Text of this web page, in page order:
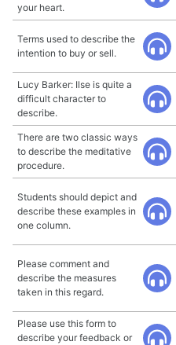
your heart.
Terms used to describe the
intention to buy or sell.
Lucy Barker: Ilse is quite a
difficult character to
describe.
There are two classic ways
to describe the meditative
procedure.
Students should depict and
describe these examples in
one column.
Please comment and
describe the measures
taken in this regard.
Please use this form to
describe your feedback or